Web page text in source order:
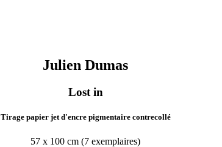
Julien Dumas
Lost in
Tirage papier jet d'encre pigmentaire contrecollé
57 x 100 cm (7 exemplaires)